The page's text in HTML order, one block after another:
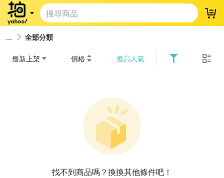
登
全部分類
最新上架 價格 最高人氣
找不到商品嗎？換換其他條件吧！